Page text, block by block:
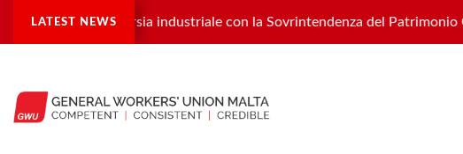
LATEST NEWS
controversia industriale con la Sovrintendenza del Patrimonio Culturale